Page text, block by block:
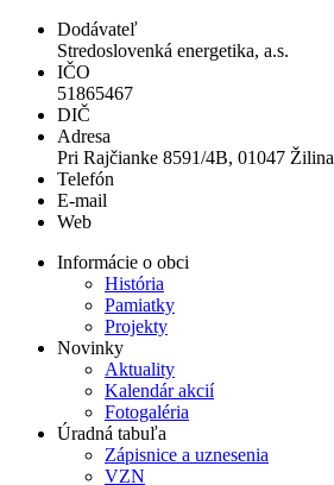
Dodávateľ
Stredoslovenká energetika, a.s.
IČO
51865467
DIČ
Adresa
Pri Rajčianke 8591/4B, 01047 Žilina
Telefón
E-mail
Web
Informácie o obci
História
Pamiatky
Projekty
Novinky
Aktuality
Kalendár akcií
Fotogaléria
Úradná tabuľa
Zápisnice a uznesenia
VZN